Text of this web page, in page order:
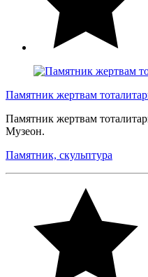
Памятник жертвам
Памятник жертвам
Музеон.
Памятник, скульптура